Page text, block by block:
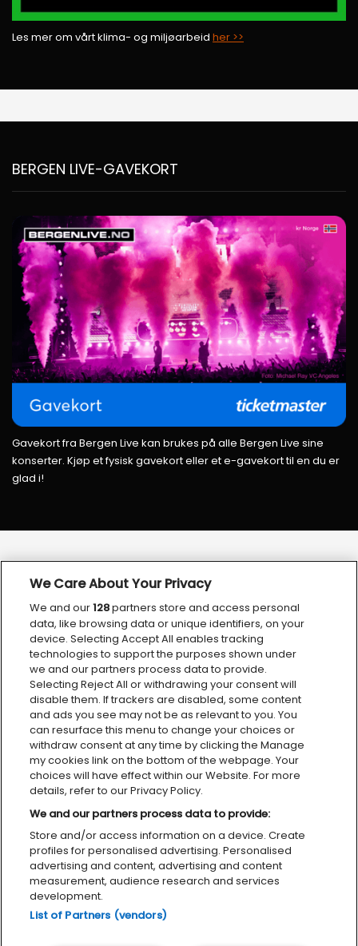
Les mer om vårt klima- og miljøarbeid her >>
BERGEN LIVE-GAVEKORT
Gavekort fra Bergen Live kan brukes på alle Bergen Live sine
konserter. Kjøp et fysisk gavekort eller et e-gavekort til en du er
glad i!
VÅRE SAMARBEIDSPARTNERE
PersonvernerklæringTilgjengelighetserklæringCookies
We Care About Your Privacy
We and our128partners store and access personal
data, like browsing data or unique identifiers, on your
device. Selecting Accept All enables tracking
technologies to support the purposes shown under
we and our partners process data to provide.
Selecting Reject All or withdrawing your consent will
disable them. If trackers are disabled, some content
and ads you see may not be as relevant to you. You
can resurface this menu to change your choices or
withdraw consent at any time by clicking the Manage
my cookies link on the bottom of the webpage. Your
choices will have effect within our Website. For more
details, refer to our Privacy Policy.
We and our partners process data to provide:
Store and/or access information on a device. Create
profiles for personalised advertising. Personalised
advertising and content, advertising and content
measurement, audience research and services
development.
List of Partners (vendors)